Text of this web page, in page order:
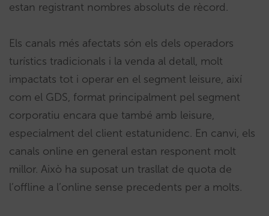
estan registrant nombres absoluts de rècord.
Els canals més afectats són els dels operadors
turístics tradicionals i la venda al detall, molt
impactats tot i operar en el segment leisure, així
com el GDS, format principalment pel segment
corporatiu encara que també amb leisure,
especialment del client estatunidenc. En canvi, els
canals online en general estan responent molt
millor. Això ha suposat un trasllat de quota de
l’offline a l’online sense precedents per a molts.